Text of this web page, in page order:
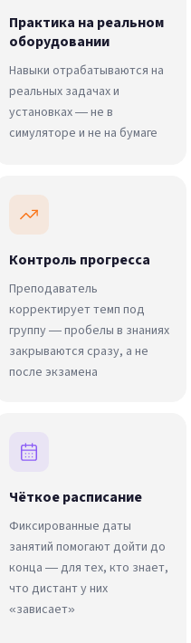
Практика на реальном
оборудовании
Навыки отрабатываются на
реальных задачах и
установках — не в
симуляторе и не на бумаге
Контроль прогресса
Преподаватель
корректирует темп под
группу — пробелы в знаниях
закрываются сразу, а не
после экзамена
Чёткое расписание
Фиксированные даты
занятий помогают дойти до
конца — для тех, кто знает,
что дистант у них
«зависает»